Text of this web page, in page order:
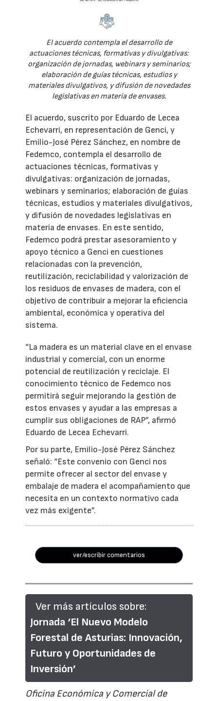
El acuerdo contempla el desarrollo de
actuaciones técnicas, formativas y divulgativas:
organización de jornadas, webinars y seminarios;
elaboración de guías técnicas, estudios y
materiales divulgativos, y difusión de novedades
legislativas en materia de envases.
El acuerdo, suscrito por Eduardo de Lecea
Echevarri, en representación de Genci, y
Emilio-José Pérez Sánchez, en nombre de
Fedemco, contempla el desarrollo de
actuaciones técnicas, formativas y
divulgativas: organización de jornadas,
webinars y seminarios; elaboración de guías
técnicas, estudios y materiales divulgativos,
y difusión de novedades legislativas en
materia de envases. En este sentido,
Fedemco podrá prestar asesoramiento y
apoyo técnico a Genci en cuestiones
relacionadas con la prevención,
reutilización, reciclabilidad y valorización de
los residuos de envases de madera, con el
objetivo de contribuir a mejorar la eficiencia
ambiental, económica y operativa del
sistema.
“La madera es un material clave en el envase
industrial y comercial, con un enorme
potencial de reutilización y reciclaje. El
conocimiento técnico de Fedemco nos
permitirá seguir mejorando la gestión de
estos envases y ayudar a las empresas a
cumplir sus obligaciones de RAP”, afirmó
Eduardo de Lecea Echevarri.
Por su parte, Emilio-José Pérez Sánchez
señaló: “Este convenio con Genci nos
permite ofrecer al sector del envase y
embalaje de madera el acompañamiento que
necesita en un contexto normativo cada
vez más exigente”.
ver/escribir comentarios
Ver más artículos sobre:
Jornada ‘El Nuevo Modelo
Forestal de Asturias: Innovación,
Futuro y Oportunidades de
Inversión’
Oficina Económica y Comercial de